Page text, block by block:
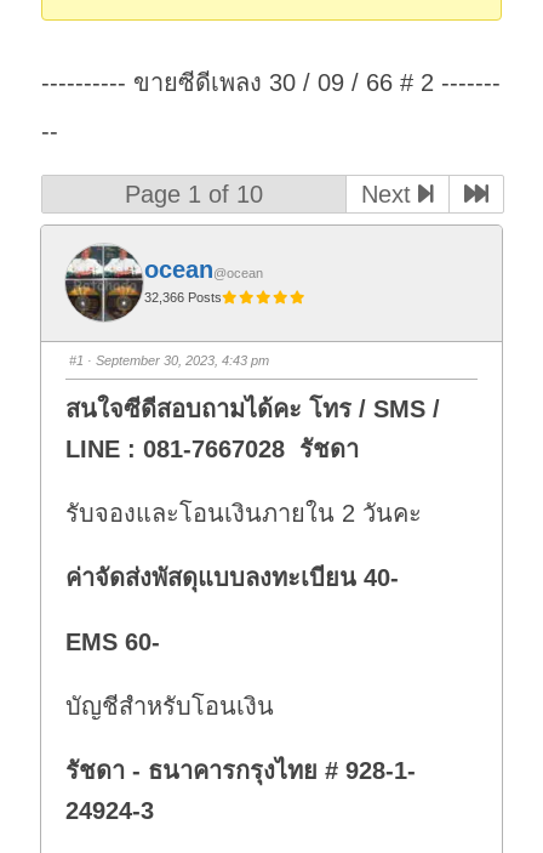
---------- ขายซีดีเพลง 30 / 09 / 66 # 2 -------
--
Page 1 of 10 Next
ocean@ocean
32,366 Posts
#1 · September 30, 2023, 4:43 pm
สนใจซีดีสอบถามได้คะ โทร / SMS /
LINE : 081-7667028 รัชดา
รับจองและโอนเงินภายใน 2 วันคะ
ค่าจัดส่งพัสดุแบบลงทะเบียน 40-
EMS 60-
บัญชีสำหรับโอนเงิน
รัชดา - ธนาคารกรุงไทย # 928-1-
24924-3